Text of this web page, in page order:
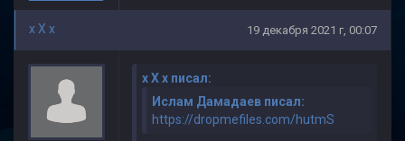
x X x 19 декабря 2021 г, 00:07
x X x писал:
Ислам Дамадаев писал:
https://dropmefiles.com/hutmS